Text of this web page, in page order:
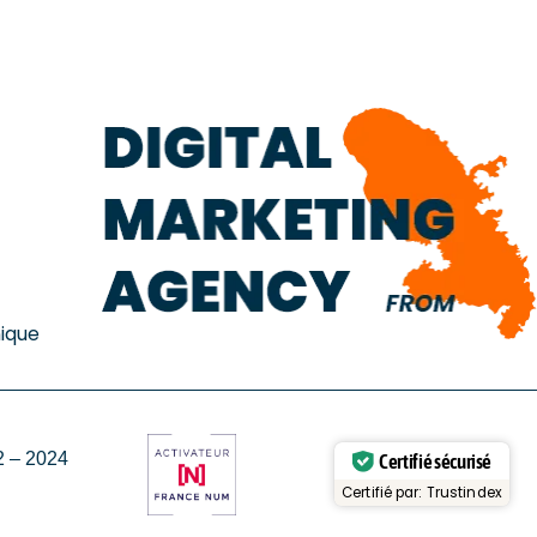
– 2024 Certifié sécurisé
Certifié par: Trustindex